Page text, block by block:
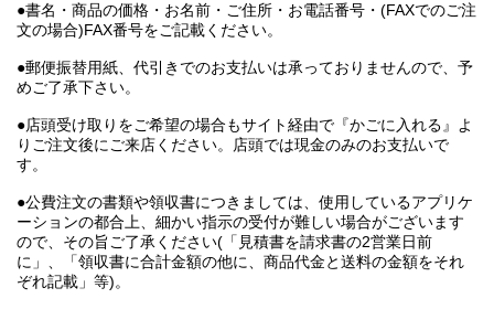
●書名・商品の価格・お名前・ご住所・お電話番号・(FAXでのご注
文の場合)FAX番号をご記載ください。
●郵便振替用紙、代引きでのお支払いは承っておりませんので、予
めご了承下さい。
●店頭受け取りをご希望の場合もサイト経由で『かごに入れる』よ
りご注文後にご来店ください。店頭では現金のみのお支払いで
す。
●公費注文の書類や領収書につきましては、使用しているアプリケ
ーションの都合上、細かい指示の受付が難しい場合がございます
ので、その旨ご了承ください(「見積書を請求書の2営業日前
に」、「領収書に合計金額の他に、商品代金と送料の金額をそれ
ぞれ記載」等)。